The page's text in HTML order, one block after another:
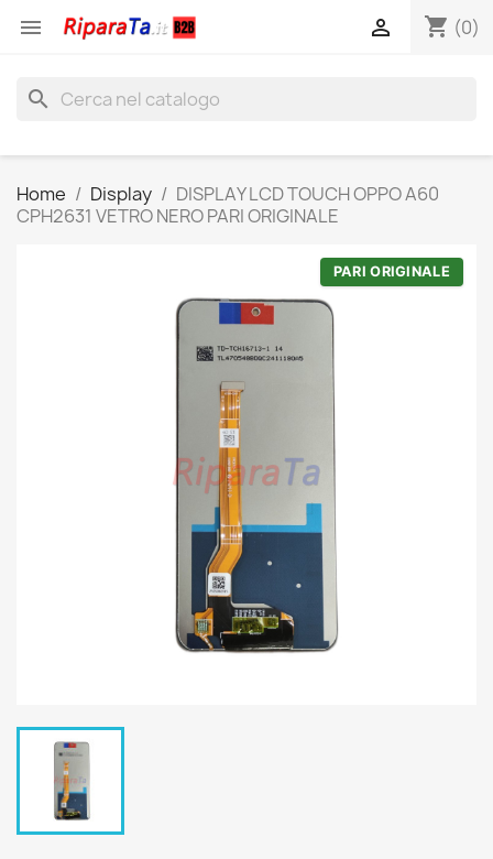
 shopping_cart (0)

search
Home Display
DISPLAY LCD TOUCH OPPO A60
CPH2631 VETRO NERO PARI ORIGINALE
PARI ORIGINALE